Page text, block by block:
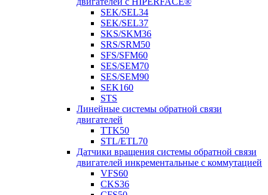
SEK/SEL34
SEK/SEL37
SKS/SKM36
SRS/SRM50
SFS/SFM60
SES/SEM70
SES/SEM90
SEK160
STS
Линейные системы обратной связи
двигателей
TTK50
STL/ETL70
Датчики вращения системы обратной связи
двигателей инкрементальные с коммутацией
VFS60
CKS36